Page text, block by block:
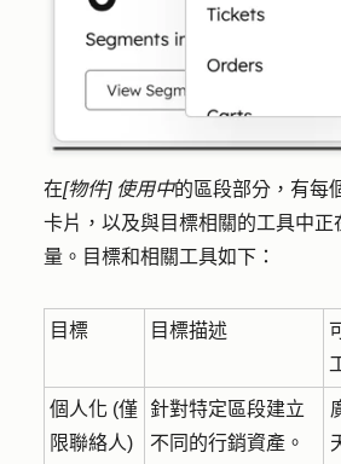
在[物件] 使用中的區段部分，有每
卡片，以及與目標相關的工具中正
量。目標和相關工具如下：
目標 目標描述
個人化 (僅
限聯絡人)
針對特定區段建立
不同的行銷資產。